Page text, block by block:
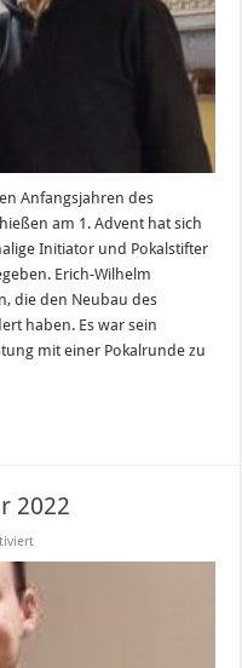
Anfangsjahren des
am 1. Advent hat sich
Initiator und Pokalstifter
Erich-Wilhelm
die den Neubau des
haben. Es war sein
mit einer Pokalrunde zu
2022
für
2022